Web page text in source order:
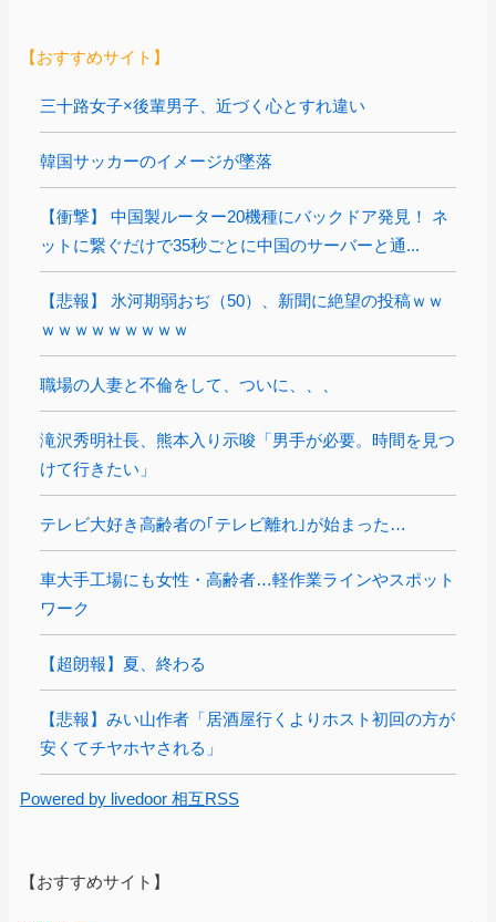
【おすすめサイト】
三十路女子×後輩男子、近づく心とすれ違い
韓国サッカーのイメージが墜落
【衝撃】 中国製ルーター20機種にバックドア発見！ ネ
ットに繋ぐだけで35秒ごとに中国のサーバーと通...
【悲報】 氷河期弱おぢ（50）、新聞に絶望の投稿ｗｗ
ｗｗｗｗｗｗｗｗｗ
職場の人妻と不倫をして、ついに、、、
滝沢秀明社長、熊本入り示唆「男手が必要。時間を見つ
けて行きたい」
テレビ大好き高齢者の｢テレビ離れ｣が始まった…
車大手工場にも女性・高齢者…軽作業ラインやスポット
ワーク
【超朗報】夏、終わる
【悲報】みい山作者「居酒屋行くよりホスト初回の方が
安くてチヤホヤされる」
Powered by livedoor 相互RSS
【おすすめサイト】